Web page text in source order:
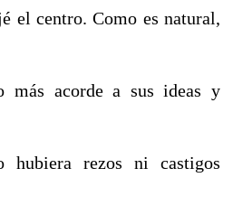
el centro. Como es natural,
más acorde a sus ideas y
rezos ni castigos